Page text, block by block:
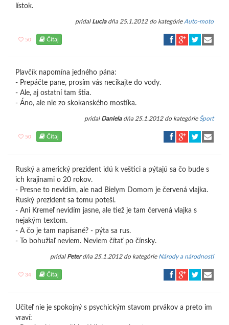
lístok.
pridal Luciadňa 25.1.2012 do kategórie Auto-moto
50 Čítaj
Plavčík napomína jedného pána:
- Prepáčte pane, prosím vás necikajte do vody.
- Ale, aj ostatní tam štia.
- Áno, ale nie zo skokanského mostíka.
pridal Danieladňa 25.1.2012 do kategórie Šport
50 Čítaj
Ruský a americký prezident idú k veštici a pýtajú sa čo bude s
ich krajinami o 20 rokov.
- Presne to nevidím, ale nad Bielym Domom je červená vlajka.
Ruský prezident sa tomu poteší.
- Ani Kremeľ nevidím jasne, ale tiež je tam červená vlajka s
nejakým textom.
- A čo je tam napísané? - pýta sa rus.
- To bohužiaľ neviem. Neviem čítať po čínsky.
pridal Peterdňa 25.1.2012 do kategórie Národy a národnosti
34 Čítaj
Učiteľ nie je spokojný s psychickým stavom prvákov a preto im
vraví: